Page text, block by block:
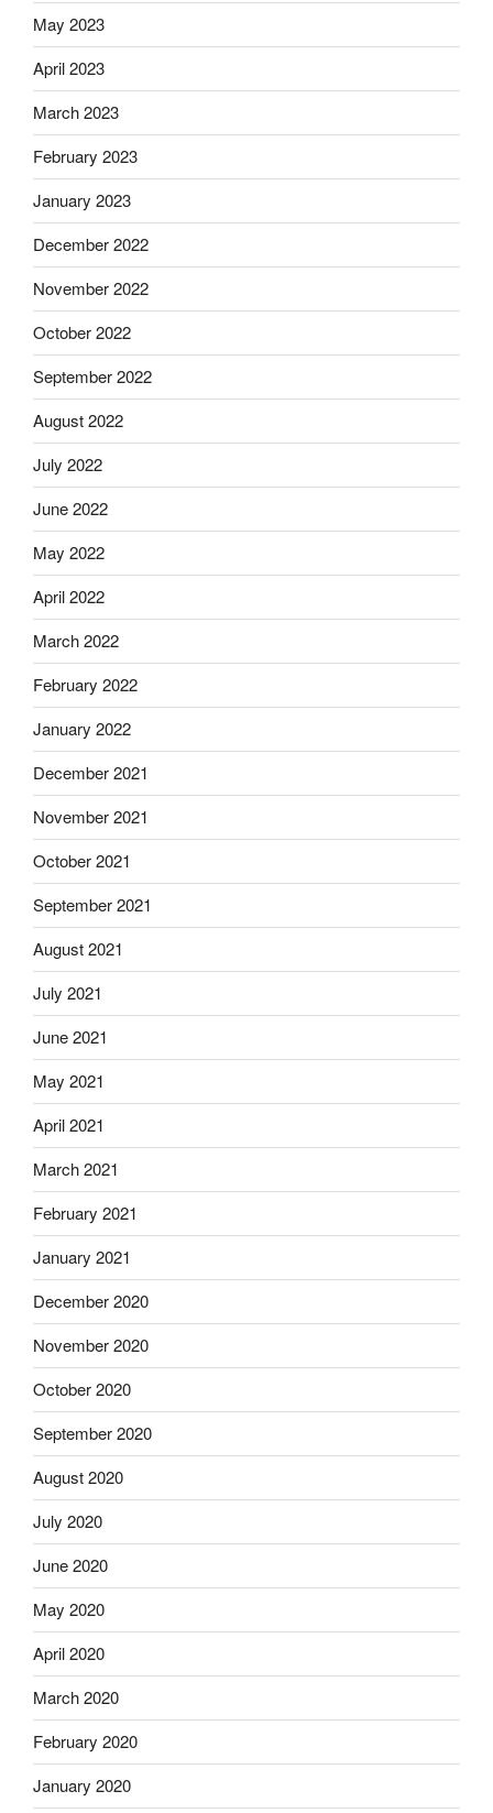
May 2023
April 2023
March 2023
February 2023
January 2023
December 2022
November 2022
October 2022
September 2022
August 2022
July 2022
June 2022
May 2022
April 2022
March 2022
February 2022
January 2022
December 2021
November 2021
October 2021
September 2021
August 2021
July 2021
June 2021
May 2021
April 2021
March 2021
February 2021
January 2021
December 2020
November 2020
October 2020
September 2020
August 2020
July 2020
June 2020
May 2020
April 2020
March 2020
February 2020
January 2020